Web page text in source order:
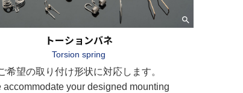
トーションバネ
Torsion spring
希望の取り付け形状に対応します。
accommodate your designed mounting